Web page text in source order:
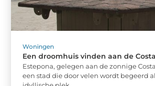
Woningen
Een droomhuis vinden aan de
Estepona, gelegen aan de zonnige
een stad die door velen wordt begeerd